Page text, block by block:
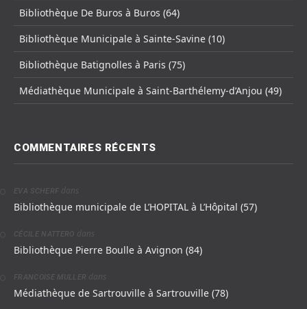
Bibliothèque De Buros à Buros (64)
Bibliothèque Municipale à Sainte-Savine (10)
Bibliothèque Batignolles à Paris (75)
Médiathèque Municipale à Saint-Barthélemy-d’Anjou (49)
COMMENTAIRES RÉCENTS
EVA SCHERF dans
Bibliothèque municipale de L’HOPITAL à L’Hôpital (57)
CÉCILE NATTERO dans
Bibliothèque Pierre Boulle à Avignon (84)
FRANCOISE MULLER dans
Médiathèque de Sartrouville à Sartrouville (78)